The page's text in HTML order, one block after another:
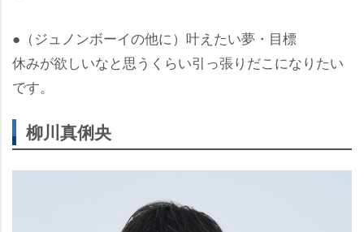
●（ジュノンボーイの他に）叶えたい夢・目標
休みが欲しいなと思うくらい引っ張りだこになりたい
です。
柳川真俐央